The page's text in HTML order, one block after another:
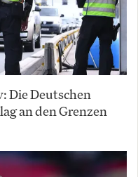
Die Deutschen
an den Grenzen